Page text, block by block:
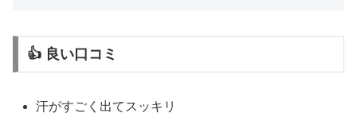
👍 良い口コミ
汗がすごく出てスッキリ